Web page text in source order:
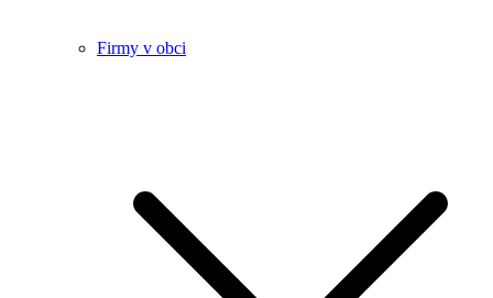
Firmy v obci